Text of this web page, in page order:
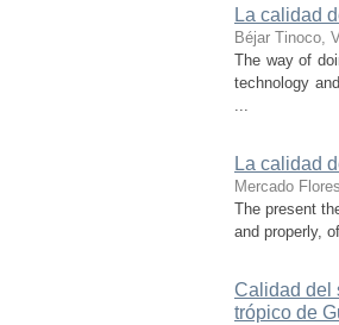
La calidad
Béjar Tinoco,
The way of
technology
...
La calidad
Mercado
The present
and properly,
Calidad del
trópico de